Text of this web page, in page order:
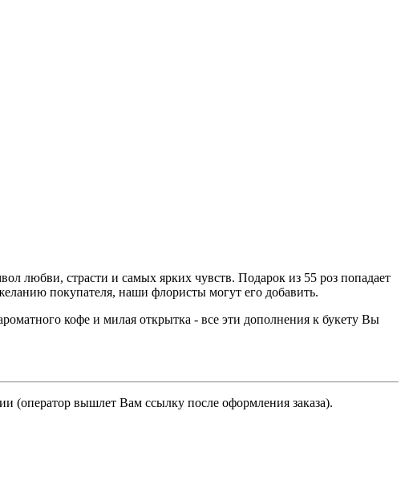
любви, страсти и самых ярких чувств. Подарок из 55 роз попадает
покупателя, наши флористы могут его добавить.
кофе и милая открытка - все эти дополнения к букету Вы
(оператор вышлет Вам ссылку после оформления заказа).